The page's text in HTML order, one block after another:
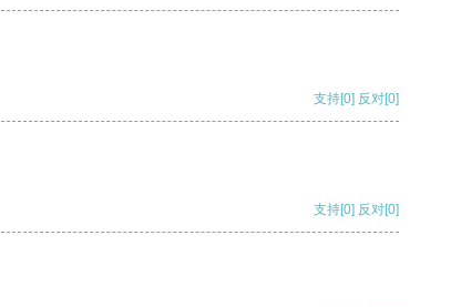
支持[0] 反对[0]
支持[0] 反对[0]